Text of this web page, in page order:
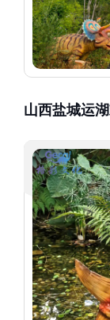
山西盐城运